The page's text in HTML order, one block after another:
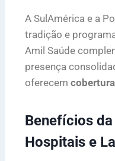
A SulAmérica e a
tradição e
Amil Saúde
presença
oferecem
Benefícios
Hospitais e